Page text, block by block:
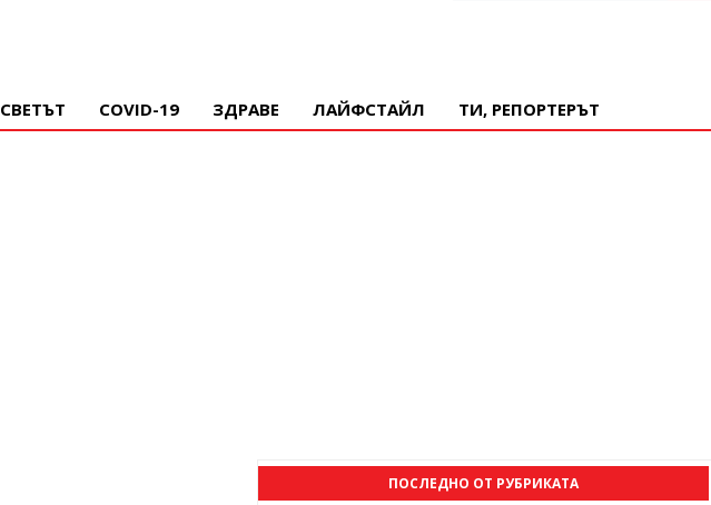
СВЕТЪТ COVID-19 ЗДРАВЕ ЛАЙФСТАЙЛ ТИ, РЕПОРТЕРЪТ
ПОСЛЕДНО ОТ РУБРИКАТА